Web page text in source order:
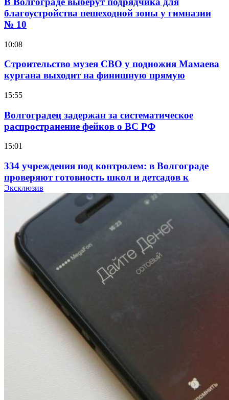
благоустройства пешеходной зоны у гимназии
№ 10
10:08
Строительство музея СВО у подножия Мамаева
кургана выходит на финишную прямую
15:55
Волгоградец задержан за систематическое
распространение фейков о ВС РФ
15:01
334 учреждения под контролем: в Волгограде
проверяют готовность школ и детсадов к
учебному году
Покушение на убийство в Волгограде: девушка
напала на незнакомую женщину с ножом
12:39
Сладкий праздник в Волгограде: в Центральном
парке прошёл фестиваль „Арбузный переполох“
Волгоградские компании нарастили экспорт:
заключены контракты на 3,6 млн долларов
Эксклюзив